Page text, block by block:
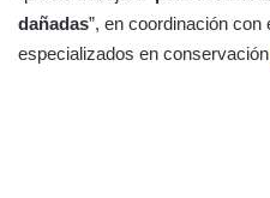
dañadas”, en coordinación
especializados en